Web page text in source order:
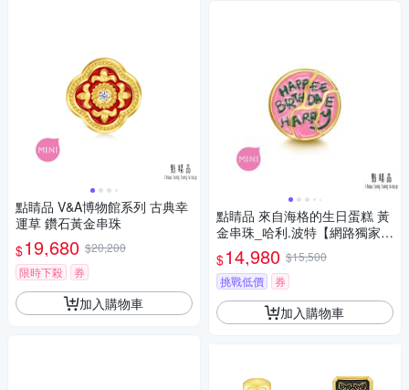
點睛品 V&A博物館系列 古典幸
運草 鑽石黃金串珠
$19,680 $20,200
限時下殺
券
加入購物車
點睛品 來自海格的生日蛋糕 黃
金串珠_哈利.波特【網路獨家
款】
$14,980 $15,500
挑戰低價
券
加入購物車